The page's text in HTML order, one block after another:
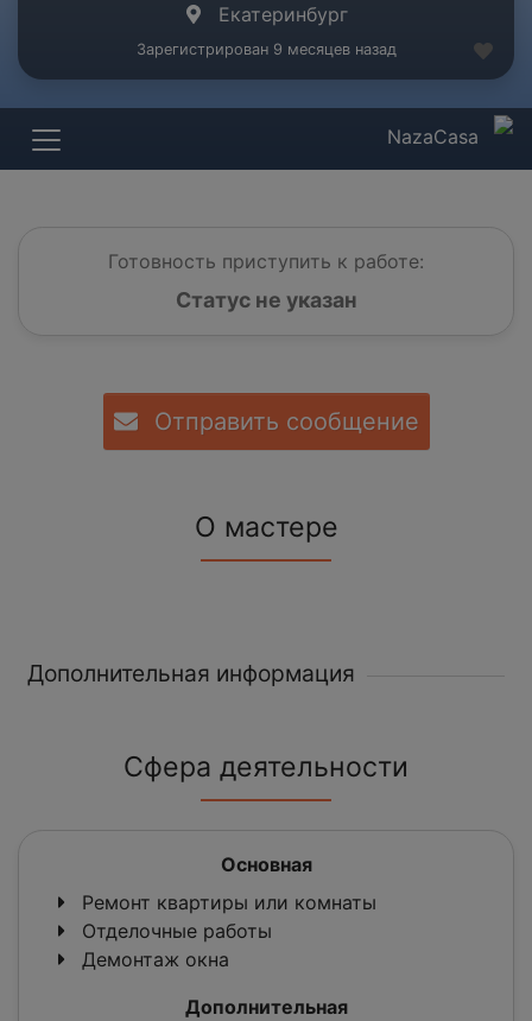
Екатеринбург
Зарегистрирован 9 месяцев назад
NazaCasa
Готовность приступить к работе:
Статус не указан
Отправить сообщение
О мастере
Дополнительная информация
Сфера деятельности
Основная
Ремонт квартиры или комнаты
Отделочные работы
Демонтаж окна
Дополнительная